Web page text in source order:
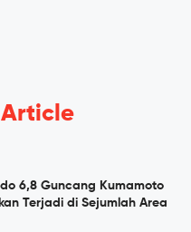
Article
6,8 Guncang Kumamoto
Terjadi di Sejumlah Area